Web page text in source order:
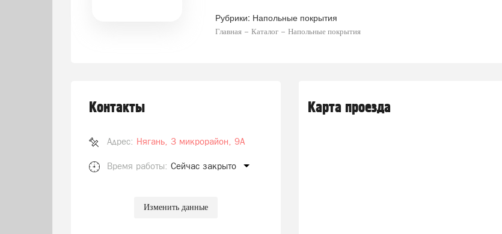
Рубрики: Напольные покрытия
Главная Каталог Напольные покрытия
Контакты
Адрес: Нягань, 3 микрорайон, 9А
Время работы: Сейчас закрыто
Изменить данные
Карта проезда